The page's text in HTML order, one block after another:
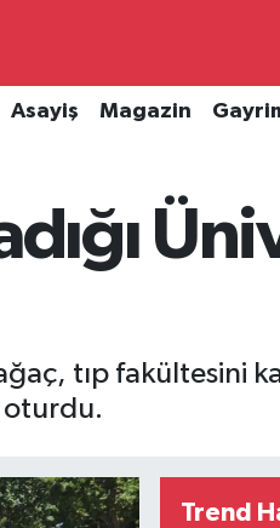
Asayiş Magazin
tıp fakültesini
oturdu.
Trend